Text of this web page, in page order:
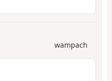
wampach